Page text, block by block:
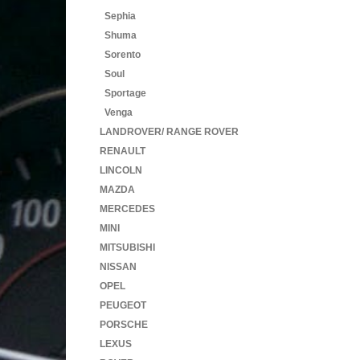
Sephia
Shuma
Sorento
Soul
Sportage
Venga
LANDROVER/ RANGE ROVER
RENAULT
LINCOLN
MAZDA
MERCEDES
MINI
MITSUBISHI
NISSAN
OPEL
PEUGEOT
PORSCHE
LEXUS